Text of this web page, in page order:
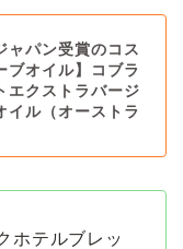
ャパン受賞のコス
ブオイル】コブラ
エクストラバージ
イル（オーストラ
ホテルブレッ